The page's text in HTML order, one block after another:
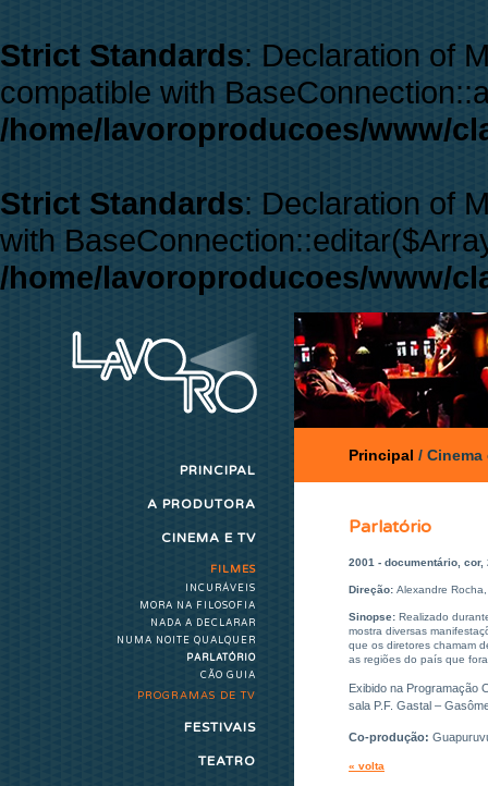
Strict Standards: Declaration of
compatible with
/home/lavoroproducoes/www/
Strict Standards: Declaration of
with
/home/lavoroproducoes/www/
PRINCIPAL
A PRODUTORA
CINEMA E TV
FILMES
INCURÁVEIS
MORA NA FILOSOFIA
NADA A DECLARAR
NUMA NOITE QUALQUER
PARLATÓRIO
CÃO GUIA
PROGRAMAS DE TV
FESTIVAIS
TEATRO
Principal / Cinema
Parlatório
2001 - documentário,
Direção: Alexandre
Sinopse: Realizado
mostra diversas
que os diretores chamam
as regiões do país que
Exibido na Programação
sala P.F. Gastal –
Co-produção:
« volta